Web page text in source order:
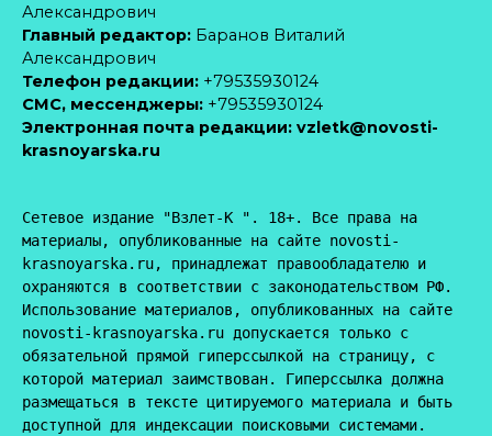
Александрович
Главный редактор: Баранов Виталий
Александрович
Телефон редакции: +79535930124
CМС, мессенджеры: +79535930124
Электронная почта редакции: vzletk@novosti-
krasnoyarska.ru
Сетевое издание "Взлет-К ". 18+. Все права на
материалы, опубликованные на сайте novosti-
krasnoyarska.ru, принадлежат правообладателю и
охраняются в соответствии с законодательством РФ.
Использование материалов, опубликованных на сайте
novosti-krasnoyarska.ru допускается только с
обязательной прямой гиперссылкой на страницу, с
которой материал заимствован. Гиперссылка должна
размещаться в тексте цитируемого материала и быть
доступной для индексации поисковыми системами.